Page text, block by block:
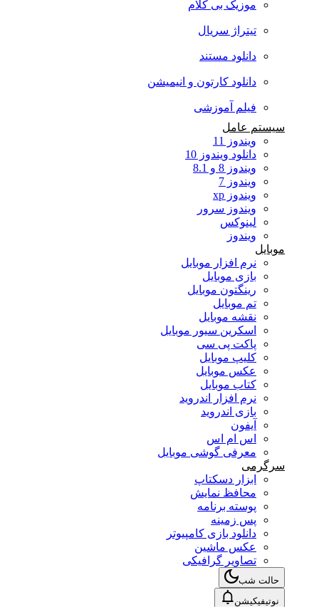
موزیک بی کلام
تیتراژ سریال
دانلود مستند
دانلود کارتون و انیمیشن
فیلم آموزشی
سیستم عامل
ویندوز 11
دانلود ویندوز 10
ویندوز 8 و 8.1
ویندوز 7
ویندوز xp
ویندوز سرور
لینوکس
ویندوز
موبایل
نرم افزار موبایل
بازی موبایل
رینگتون موبایل
تم موبایل
نقشه موبایل
اسکرین سیور موبایل
پاکت پی سی
کلیپ موبایل
عکس موبایل
کتاب موبایل
نرم افزار اندروید
بازی اندروید
آیفون
اس ام اس
معرفی گوشی موبایل
سرگرمی
ابزار دسکتاپ
محافظ نمایش
پوسته برنامه
پس زمینه
دانلود بازی کامپیوتر
عکس ماشین
تصاویر گرافیکی
حالت شب
نوتیفیکیشن